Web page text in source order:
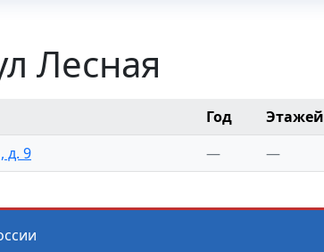
Лесная
Год Этажей
д. 9 — —